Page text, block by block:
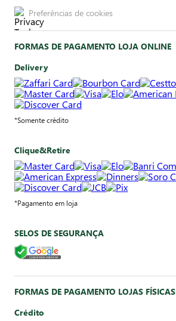
Preferências de cookies
FORMAS DE PAGAMENTO LOJA ONLINE
Delivery
*Somente crédito
Clique&Retire
*Pagamento em loja
SELOS DE SEGURANÇA
FORMAS DE PAGAMENTO LOJAS FÍSICAS
Crédito